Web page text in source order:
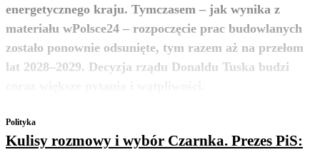
energetycznego kraju. Tymczasem – jak wynika z
materiału wPolsce24 – rozpoczęcie prac budowlanych
zostało ponownie odsunięte, tym razem aż na przełom
lat 2028–2029. Decyzja rządu Donaldu Tuska budzi
zobacz więcej
Polityka
Kulisy rozmowy i wybór Czarnka. Prezes PiS: